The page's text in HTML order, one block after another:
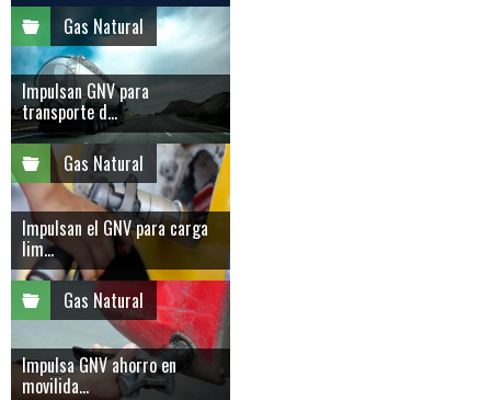
Gas Natural
Impulsan GNV para
transporte d...
Gas Natural
Impulsan el GNV para carga
lim...
Gas Natural
Impulsa GNV ahorro en
movilida...